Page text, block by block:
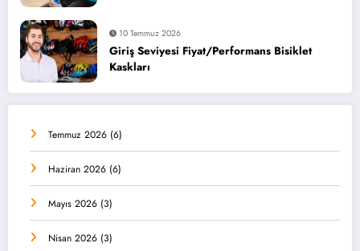
10 Temmuz 2026
Giriş Seviyesi Fiyat/Performans Bisiklet
Kaskları
Temmuz 2026 (6)
Haziran 2026 (6)
Mayıs 2026 (3)
Nisan 2026 (3)